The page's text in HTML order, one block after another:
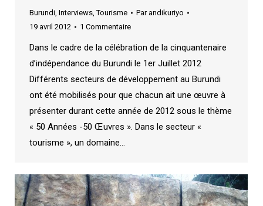
Burundi Interviews ,Tourisme Parandikuriyo
19 avril 2012
1 Commentaire
Dans le cadre de la célébration de la cinquantenaire
d’indépendance du Burundi le 1er Juillet 2012
Différents secteurs de développement au Burundi
ont été mobilisés pour que chacun ait une œuvre à
présenter durant cette année de 2012 sous le thème
« 50 Années -50 Œuvres ». Dans le secteur «
tourisme », un domaine…